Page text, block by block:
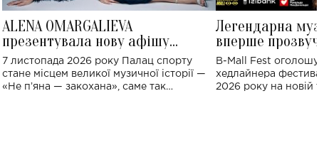
ALENA OMARGALIEVA
презентувала нову афішу
великого концерту в Палаці
спорту
7 листопада 2026 року Палац спорту
стане місцем великої музичної історії —
«Не пʼяна — закохана», саме так
Легендарна
вперше
Україні: де
B-Mall Fest
хедлайнера
2026 року на новій